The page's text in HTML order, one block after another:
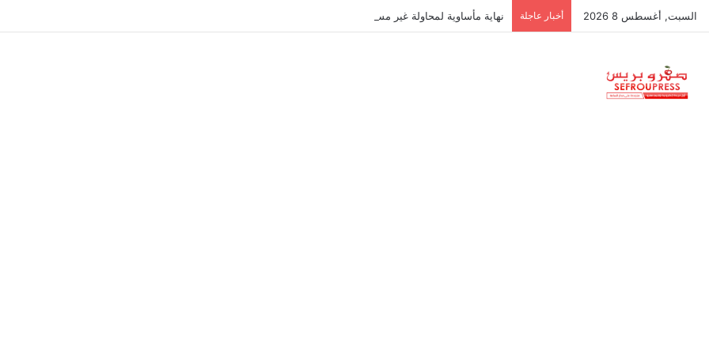
السبت, أغسطس 8 2026 أخبار عاجلة نهاية مأساوية لمحاولة غير مسبوقة للوصول إلى سبتة بطائرة شراعية